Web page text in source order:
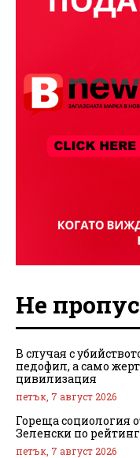
Не
В случая с
педофил, а само
цивилизация
петък, 7 август 2026
Гореща социология
Зеленски по
петък, 7 август 2026